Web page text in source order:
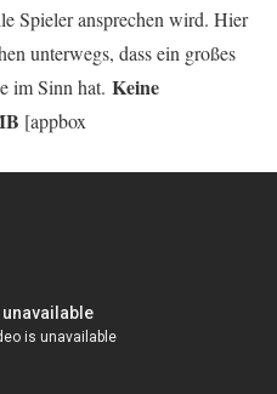
Spieler ansprechen wird. Hier
unterwegs, dass ein großes
im Sinn hat. Keine
[appbox